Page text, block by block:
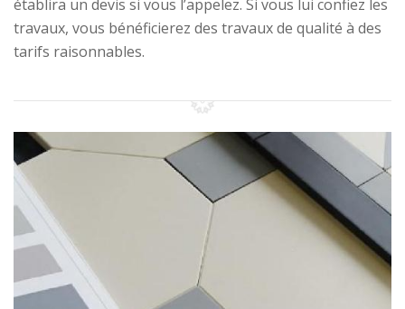
établira un devis si vous l’appelez. Si vous lui confiez les
travaux, vous bénéficierez des travaux de qualité à des
tarifs raisonnables.